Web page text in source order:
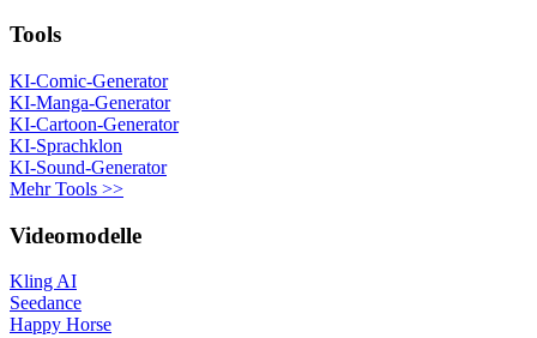
Tools
KI-Comic-Generator
KI-Manga-Generator
KI-Cartoon-Generator
KI-Sprachklon
KI-Sound-Generator
Mehr Tools >>
Videomodelle
Kling AI
Seedance
Happy Horse